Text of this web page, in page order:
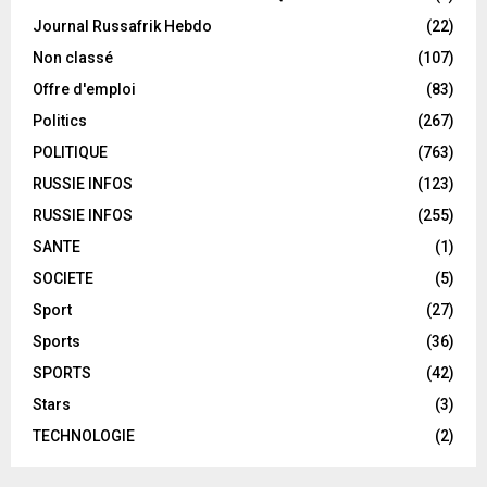
Journal Russafrik Hebdo
(22)
Non classé
(107)
Offre d'emploi
(83)
Politics
(267)
POLITIQUE
(763)
RUSSIE INFOS
(123)
RUSSIE INFOS
(255)
SANTE
(1)
SOCIETE
(5)
Sport
(27)
Sports
(36)
SPORTS
(42)
Stars
(3)
TECHNOLOGIE
(2)